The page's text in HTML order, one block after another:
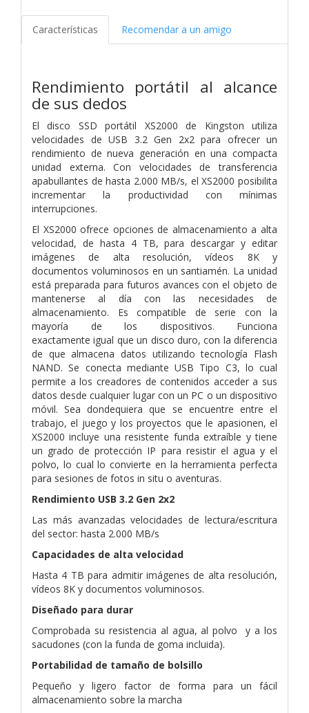
Características Recomendar a un amigo
Rendimiento portátil al alcance
de sus dedos
El disco SSD portátil XS2000 de Kingston utiliza
velocidades de USB 3.2 Gen 2x2 para ofrecer un
rendimiento de nueva generación en una compacta
unidad externa. Con velocidades de transferencia
apabullantes de hasta 2.000 MB/s, el XS2000 posibilita
incrementar la productividad con mínimas
interrupciones.
El XS2000 ofrece opciones de almacenamiento a alta
velocidad, de hasta 4 TB, para descargar y editar
imágenes de alta resolución, vídeos 8K y
documentos voluminosos en un santiamén. La unidad
está preparada para futuros avances con el objeto de
mantenerse al día con las necesidades de
almacenamiento. Es compatible de serie con la
mayoría de los dispositivos. Funciona
exactamente igual que un disco duro, con la diferencia
de que almacena datos utilizando tecnología Flash
NAND. Se conecta mediante USB Tipo C3, lo cual
permite a los creadores de contenidos acceder a sus
datos desde cualquier lugar con un PC o un dispositivo
móvil. Sea dondequiera que se encuentre entre el
trabajo, el juego y los proyectos que le apasionen, el
XS2000 incluye una resistente funda extraíble y tiene
un grado de protección IP para resistir el agua y el
polvo, lo cual lo convierte en la herramienta perfecta
para sesiones de fotos in situ o aventuras.
Rendimiento USB 3.2 Gen 2x2
Las más avanzadas velocidades de lectura/escritura
del sector: hasta 2.000 MB/s
Capacidades de alta velocidad
Hasta 4 TB para admitir imágenes de alta resolución,
vídeos 8K y documentos voluminosos.
Diseñado para durar
Comprobada su resistencia al agua, al polvo y a los
sacudones (con la funda de goma incluida).
Portabilidad de tamaño de bolsillo
Pequeño y ligero factor de forma para un fácil
almacenamiento sobre la marcha